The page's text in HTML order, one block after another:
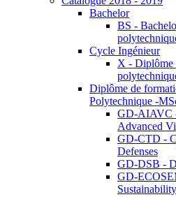
Bachelor
BS -
Cycle Ingénieur
X - Diplôme
Diplôme de
Polytechnique -
GD-AIAVC
Advanced
GD-CTD -
Defenses
GD-DSB -
GD-